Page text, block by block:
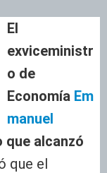
El
exviceministr
o de
Economía Em
manuel
que alcanzó
que el